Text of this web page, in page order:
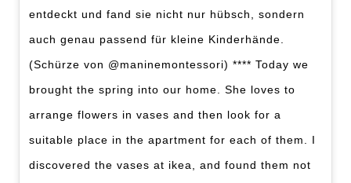
entdeckt und fand sie nicht nur hübsch, sondern
auch genau passend für kleine Kinderhände.
(Schürze von @maninemontessori) **** Today we
brought the spring into our home. She loves to
arrange flowers in vases and then look for a
suitable place in the apartment for each of them. I
discovered the vases at ikea, and found them not